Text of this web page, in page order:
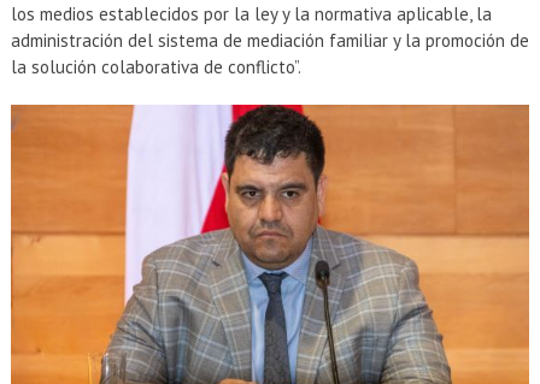
los medios establecidos por la ley y la normativa aplicable, la
administración del sistema de mediación familiar y la promoción de
la solución colaborativa de conflicto”.